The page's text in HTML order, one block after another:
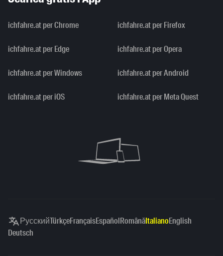
ichfahre.at per Chrome ichfahre.at per Firefox
ichfahre.at per Edge ichfahre.at per Opera
ichfahre.at per Windows ichfahre.at per Android
ichfahre.at per iOS ichfahre.at per Meta Quest
РусскийTürkçeFrançaisEspañolRomânăItalianoEnglish
Deutsch